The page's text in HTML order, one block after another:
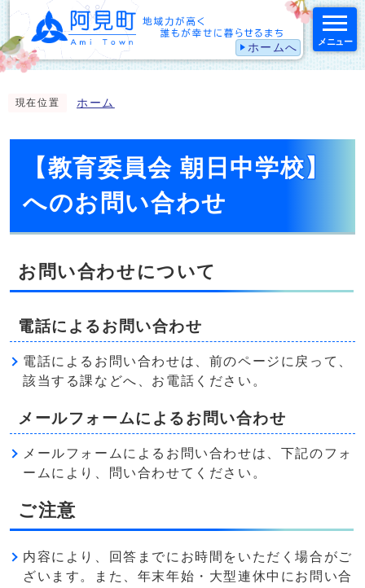
ホームへ メニュー
現在位置 ホーム
【教育委員会 朝日中学校】
へのお問い合わせ
お問い合わせについて
電話によるお問い合わせ
電話によるお問い合わせは、前のページに戻って、
該当する課などへ、お電話ください。
メールフォームによるお問い合わせ
メールフォームによるお問い合わせは、下記のフォ
ームにより、問い合わせてください。
ご注意
内容により、回答までにお時間をいただく場合がご
ざいます。また、年末年始・大型連休中にお問い合